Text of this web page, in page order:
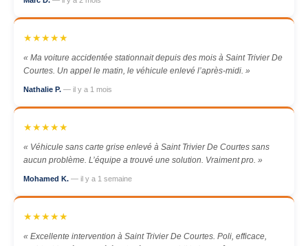
★★★★★
« Ma voiture accidentée stationnait depuis des mois à Saint Trivier De
Courtes. Un appel le matin, le véhicule enlevé l’après-midi. »
Nathalie P. — il y a 1 mois
★★★★★
« Véhicule sans carte grise enlevé à Saint Trivier De Courtes sans
aucun problème. L’équipe a trouvé une solution. Vraiment pro. »
Mohamed K. — il y a 1 semaine
★★★★★
« Excellente intervention à Saint Trivier De Courtes. Poli, efficace,